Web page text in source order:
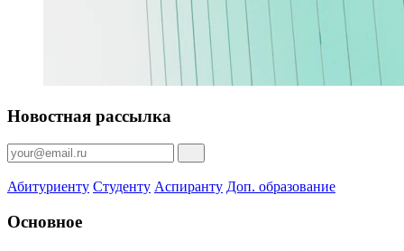
Новостная рассылка
Абитуриенту Студенту Аспиранту Доп. образование
Основное